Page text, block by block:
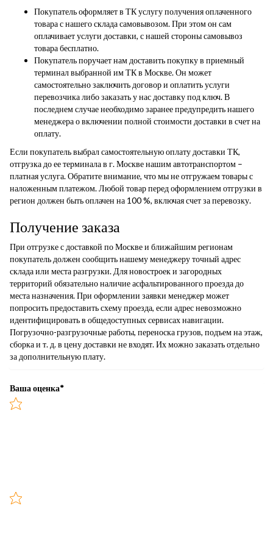
Покупатель оформляет в ТК услугу получения оплаченного
товара с нашего склада самовывозом. При этом он сам
оплачивает услуги доставки, с нашей стороны самовывоз
товара бесплатно.
Покупатель поручает нам доставить покупку в приемный
терминал выбранной им ТК в Москве. Он может
самостоятельно заключить договор и оплатить услуги
перевозчика либо заказать у нас доставку под ключ. В
последнем случае необходимо заранее предупредить нашего
менеджера о включении полной стоимости доставки в счет на
оплату.
Если покупатель выбрал самостоятельную оплату доставки ТК,
отгрузка до ее терминала в г. Москве нашим автотранспортом –
платная услуга. Обратите внимание, что мы не отгружаем товары с
наложенным платежом. Любой товар перед оформлением отгрузки в
регион должен быть оплачен на 100 %, включая счет за перевозку.
Получение заказа
При отгрузке с доставкой по Москве и ближайшим регионам
покупатель должен сообщить нашему менеджеру точный адрес
склада или места разгрузки. Для новостроек и загородных
территорий обязательно наличие асфальтированного проезда до
места назначения. При оформлении заявки менеджер может
попросить предоставить схему проезда, если адрес невозможно
идентифицировать в общедоступных сервисах навигации.
Погрузочно-разгрузочные работы, переноска грузов, подъем на этаж,
сборка и т. д. в цену доставки не входят. Их можно заказать отдельно
за дополнительную плату.
Ваша оценка*